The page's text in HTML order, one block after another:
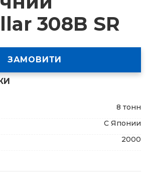
308B SR
ЗАМОВИТИ
8 тонн
С Японии
2000